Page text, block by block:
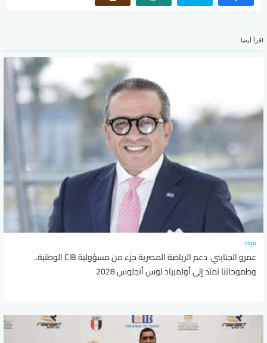
اقرأ أيضا
بنوك
عمرو الجنايني: دعم الرياضة المصرية جزء من مسؤولية CIB الوطنية..
وطموحاتنا تمتد إلى أولمبياد لوس أنجلوس 2028